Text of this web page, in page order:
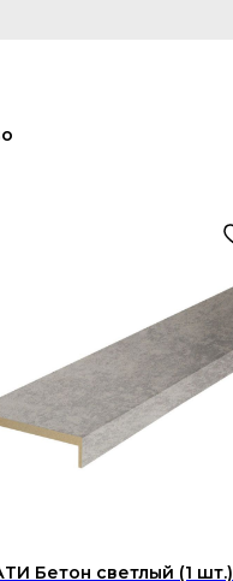
Бетон светлый (1 шт.)